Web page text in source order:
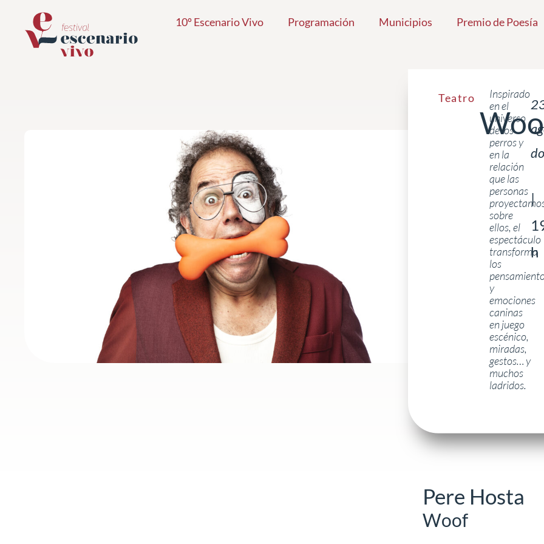
contenido
10º Escenario Vivo Programación Municipios Premio de Poesía
Teatro
Inspirado
en el
universo
de los
perros y
en la
relación
que las
personas
sobre
ellos, el
espectáculo
transforma
los
y
emociones
caninas
en juego
escénico,
miradas,
gestos… y
muchos
ladridos.
|
h
Pere Hosta
Woof